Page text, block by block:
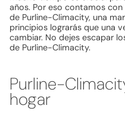
años. Por eso contamos
de Purline-Climacity, una
principios lograrás que una
cambiar. No dejes escapar
de Purline-Climacity.
Purline-
hogar